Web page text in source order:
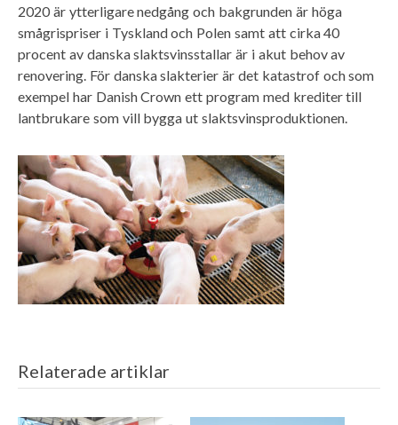
2020 är ytterligare nedgång och bakgrunden är höga
smågrispriser i Tyskland och Polen samt att cirka 40
procent av danska slaktsvinsstallar är i akut behov av
renovering. För danska slakterier är det katastrof och som
exempel har Danish Crown ett program med krediter till
lantbrukare som vill bygga ut slaktsvinsproduktionen.
Relaterade artiklar